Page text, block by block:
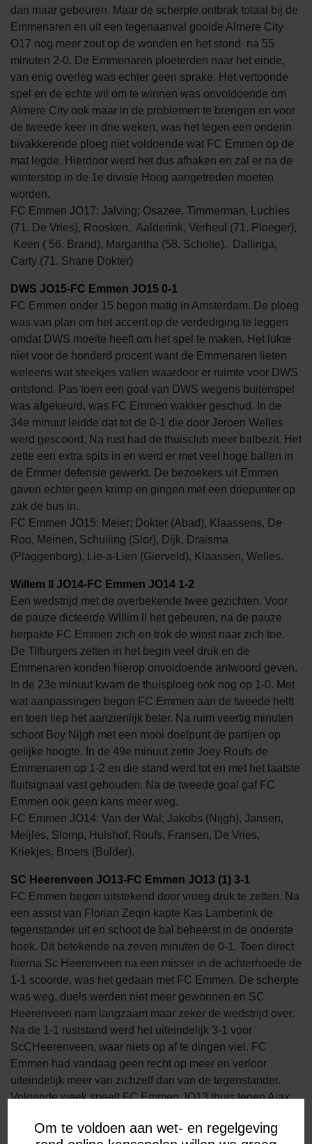
Om te voldoen aan wet- en regelgeving
dan maar gebeuren. Maar de scherpte ontbrak totaal bij de
Emmenaren en uit een tegenaanval gooide Almere City
O17 nog meer zout op de wonden en het stond na 55
minuten 2-0. De Emmenaren ploeterden naar het einde,
van enig overleg was echter geen sprake. Het vertoonde
spel en de echte wil om te winnen was onvoldoende om
Almere City ook maar in de problemen te brengen en voor
de tweede keer in drie weken, was het tegen een onderin
bivakkerende ploeg niet voldoende wat FC Emmen op de
mat legde. Hierdoor werd het dus afhaken en zal er na de
winterstop in de 1e divisie Hoog aangetreden moeten
worden.
FC Emmen JO17: Jalving; Osazee, Timmerman, Luchies
(71. De Vries), Roosken, Aalderink, Verheul (71. Ploeger),
Keen ( 56. Brand), Margaritha (58. Scholte), Dallinga,
Carty (71. Shane Dokter)
DWS JO15-FC Emmen JO15 0-1
FC Emmen onder 15 begon matig in Amsterdam. De ploeg
was van plan om het accent op de verdediging te leggen
omdat DWS moeite heeft om het spel te maken. Het lukte
niet voor de honderd procent want de Emmenaren lieten
weleens wat steekjes vallen waardoor er ruimte voor DWS
ontstond. Pas toen een goal van DWS wegens buitenspel
was afgekeurd, was FC Emmen wakker geschud. In de
34e minuut leidde dat tot de 0-1 die door Jeroen Welles
werd gescoord. Na rust had de thuisclub meer balbezit. Het
zette een extra spits in en werd er met veel hoge ballen in
de Emmer defensie gewerkt. De bezoekers uit Emmen
gaven echter geen krimp en gingen met een driepunter op
zak de bus in.
FC Emmen JO15: Meier; Dokter (Abad), Klaassens, De
Roo, Meinen, Schuiling (Slor), Dijk, Draisma
(Plaggenborg), Lie-a-Lien (Gierveld), Klaassen, Welles.
Willem ll JO14-FC Emmen JO14 1-2
Een wedstrijd met de overbekende twee gezichten. Voor
de pauze dicteerde Willim ll het gebeuren, na de pauze
herpakte FC Emmen zich en trok de winst naar zich toe.
De Tilburgers zetten in het begin veel druk en de
Emmenaren konden hierop onvoldoende antwoord geven.
In de 23e minuut kwam de thuisploeg ook nog op 1-0. Met
wat aanpassingen begon FC Emmen aan de tweede helft
en toen liep het aanzienlijk beter. Na ruim veertig minuten
schoot Boy Nijgh met een mooi doelpunt de partijen op
gelijke hoogte. In de 49e minuut zette Joey Roufs de
Emmenaren op 1-2 en die stand werd tot en met het laatste
fluitsignaal vast gehouden. Na de tweede goal gaf FC
Emmen ook geen kans meer weg.
FC Emmen JO14: Van der Wal; Jakobs (Nijgh), Jansen,
Meijles, Slomp, Hulshof, Roufs, Fransen, De Vries,
Kriekjes, Broers (Bulder).
SC Heerenveen JO13-FC Emmen JO13 (1) 3-1
FC Emmen begon uitstekend door vroeg druk te zetten. Na
een assist van Florian Zeqiri kapte Kas Lamberink de
tegenstander uit en schoot de bal beheerst in de onderste
hoek. Dit betekende na zeven minuten de 0-1. Toen direct
hierna Sc Heerenveen na een misser in de achterhoede de
1-1 scoorde, was het gedaan met FC Emmen. De scherpte
was weg, duels werden niet meer gewonnen en SC
Heerenveen nam langzaam maar zeker de wedstrijd over.
Na de 1-1 ruststand werd het uiteindelijk 3-1 voor
ScCHeerenveen, waar niets op af te dingen viel. FC
Emmen had vandaag geen recht op meer en verloor
uiteindelijk meer van zichzelf dan van de tegenstander.
Volgende week speelt FC Emmen JO13 thuis tegen Ajax.
Egberts, Boer, Ridderbusch, Dijkstra (Kuik), Zwikker,